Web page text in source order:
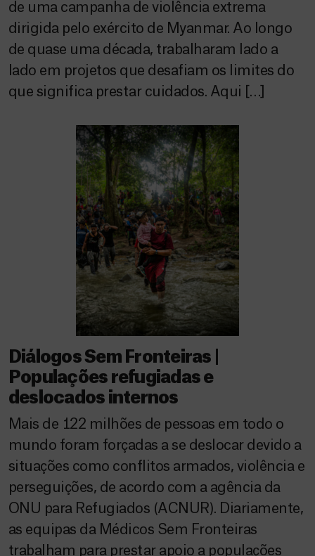
de uma campanha de violência extrema
dirigida pelo exército de Myanmar. Ao longo
de quase uma década, trabalharam lado a
lado em projetos que desafiam os limites do
que significa prestar cuidados. Aqui […]
Diálogos Sem Fronteiras |
Populações refugiadas e
deslocados internos
Mais de 122 milhões de pessoas em todo o
mundo foram forçadas a se deslocar devido a
situações como conflitos armados, violência e
perseguições, de acordo com a agência da
ONU para Refugiados (ACNUR). Diariamente,
as equipas da Médicos Sem Fronteiras
trabalham para prestar apoio a populações